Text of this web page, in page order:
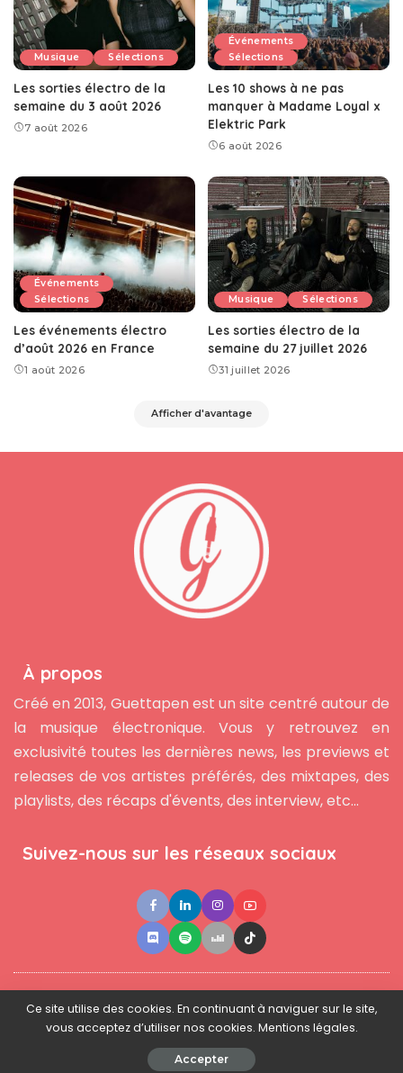
Musique Sélections
Les sorties électro de la
semaine du 3 août 2026
7 août 2026
Événements
Sélections
Les 10 shows à ne pas
manquer à Madame Loyal x
Elektric Park
6 août 2026
Événements
Sélections
Les événements électro
d’août 2026 en France
1 août 2026
Musique Sélections
Les sorties électro de la
semaine du 27 juillet 2026
31 juillet 2026
Afficher d'avantage
À propos
Créé en 2013, Guettapen est un site centré autour de
la musique électronique. Vous y retrouvez en
exclusivité toutes les dernières news, les previews et
releases de vos artistes préférés, des mixtapes, des
playlists, des récaps d'évents, des interview, etc...
Suivez-nous sur les réseaux sociaux
Contact ●Newsletter ● L'équipe ● Mentions légales
© 2025 - www.guettapen.com - Tous droits réservés.
Ce site utilise des cookies. En continuant à naviguer sur le site,
vous acceptez d’utiliser nos cookies. Mentions légales.
Accepter